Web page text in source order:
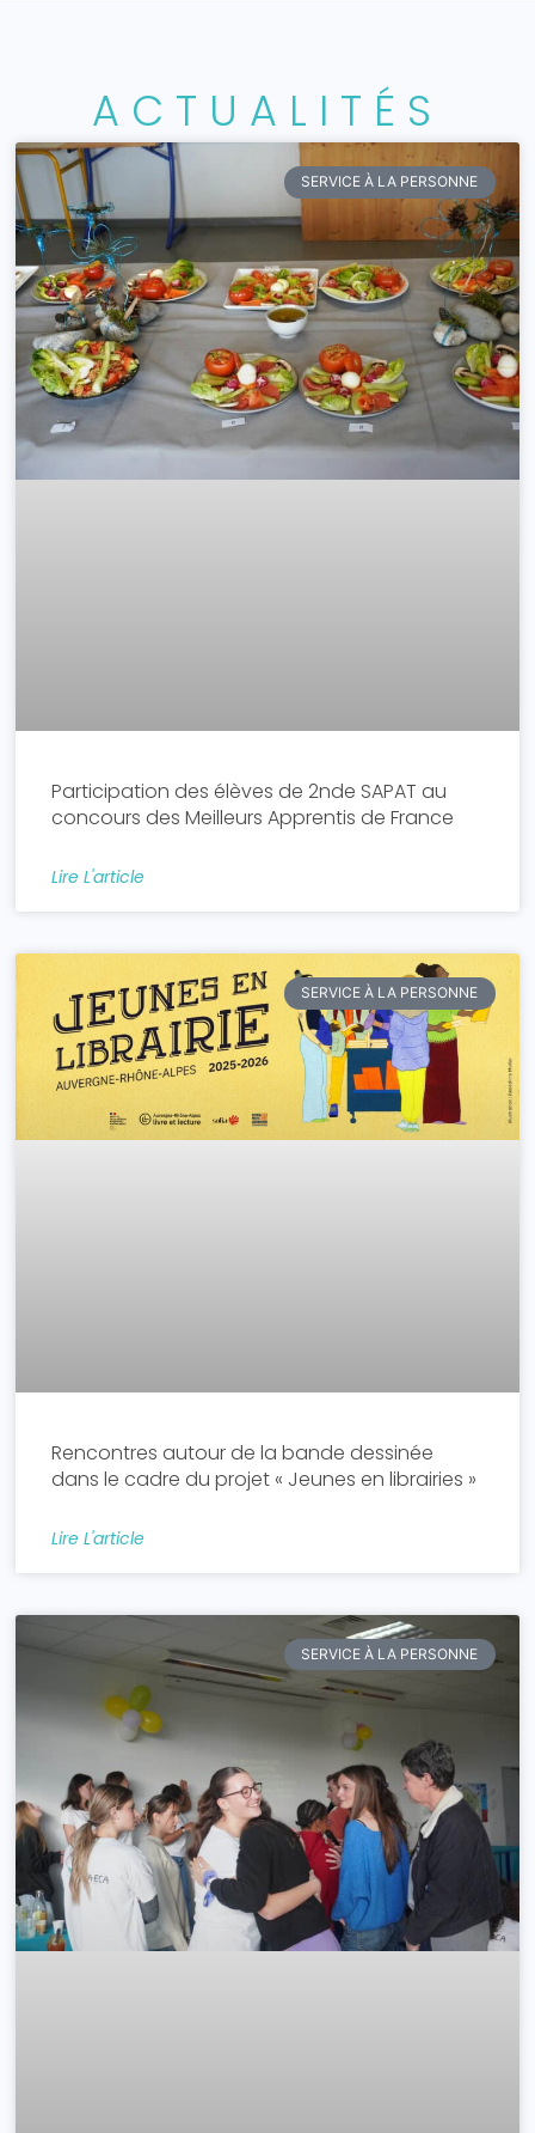
ACTUALITÉS
SERVICE À LA PERSONNE
Participation des élèves de 2nde SAPAT au
concours des Meilleurs Apprentis de France
Lire L'article
SERVICE À LA PERSONNE
Rencontres autour de la bande dessinée
dans le cadre du projet « Jeunes en librairies »
Lire L'article
SERVICE À LA PERSONNE